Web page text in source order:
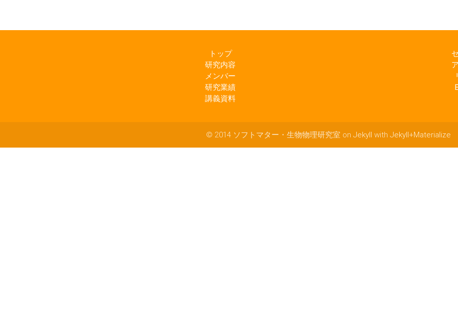
トップ
研究内容
メンバー
研究業績
講義資料
© 2014 ソフトマター・生物物理研究室 onJekyll withJekyll+Materialize